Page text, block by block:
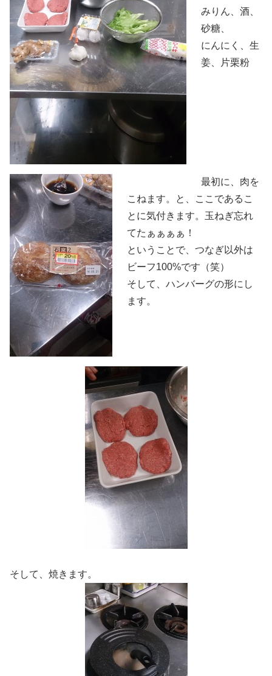
みりん、酒、
砂糖、
にんにく、生
姜、片栗粉
最初に、肉を
こねます。と、ここであるこ
とに気付きます。玉ねぎ忘れ
てたぁぁぁぁ！
ということで、つなぎ以外は
ビーフ100%です（笑）
そして、ハンバーグの形にし
ます。
そして、焼きます。